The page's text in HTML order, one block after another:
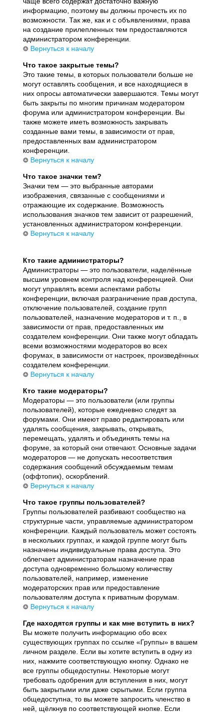
информацию, поэтому вы должны прочесть их по
возможности. Так же, как и с объявлениями, права
на создание прилепленных тем предоставляются
администратором конференции.
Вернуться к началу
Что такое закрытые темы?
Это такие темы, в которых пользователи больше не
могут оставлять сообщения, и все находящиеся в
них опросы автоматически завершаются. Темы могут
быть закрыты по многим причинам модератором
форума или администратором конференции. Вы
также можете иметь возможность закрывать
созданные вами темы, в зависимости от прав,
предоставленных вам администратором
конференции.
Вернуться к началу
Что такое значки тем?
Значки тем — это выбранные авторами
изображения, связанные с сообщениями и
отражающие их содержание. Возможность
использования значков тем зависит от разрешений,
установленных администратором конференции.
Вернуться к началу
Кто такие администраторы?
Администраторы — это пользователи, наделённые
высшим уровнем контроля над конференцией. Они
могут управлять всеми аспектами работы
конференции, включая разграничение прав доступа,
отключение пользователей, создание групп
пользователей, назначение модераторов и т. п., в
зависимости от прав, предоставленных им
создателем конференции. Они также могут обладать
всеми возможностями модераторов во всех
форумах, в зависимости от настроек, произведённых
создателем конференции.
Вернуться к началу
Кто такие модераторы?
Модераторы — это пользователи (или группы
пользователей), которые ежедневно следят за
форумами. Они имеют право редактировать или
удалять сообщения, закрывать, открывать,
перемещать, удалять и объединять темы на
форуме, за который они отвечают. Основные задачи
модераторов — не допускать несоответствия
содержания сообщений обсуждаемым темам
(оффтопик), оскорблений.
Вернуться к началу
Что такое группы пользователей?
Группы пользователей разбивают сообщество на
структурные части, управляемые администратором
конференции. Каждый пользователь может состоять
в нескольких группах, и каждой группе могут быть
назначены индивидуальные права доступа. Это
облегчает администраторам назначение прав
доступа одновременно большому количеству
пользователей, например, изменение
модераторских прав или предоставление
пользователям доступа к приватным форумам.
Вернуться к началу
Где находятся группы и как мне вступить в них?
Вы можете получить информацию обо всех
существующих группах по ссылке «Группы» в вашем
личном разделе. Если вы хотите вступить в одну из
них, нажмите соответствующую кнопку. Однако не
все группы общедоступны. Некоторые могут
требовать одобрения для вступления в них, могут
быть закрытыми или даже скрытыми. Если группа
общедоступна, то вы можете запросить членство в
ней, щёлкнув по соответствующей кнопке. Если